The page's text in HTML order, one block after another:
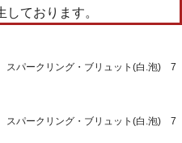
ております。
パークリング・ブリュット(白.泡) 7
パークリング・ブリュット(白.泡) 7